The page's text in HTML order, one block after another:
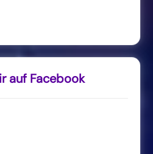
auf Facebook